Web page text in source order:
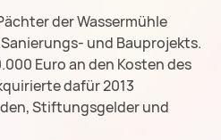
der Wassermühle
und Bauprojekts.
Euro an den Kosten des
dafür 2013
Stiftungsgelder und